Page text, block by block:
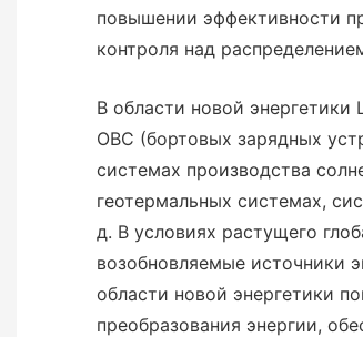
повышении эффективности
контроля над
В области новой энергетики
OBC (бортовых зарядных
системах производства
геотермальных системах,
д. В условиях растущего
возобновляемые источники
области новой энергетики
преобразования энергии,